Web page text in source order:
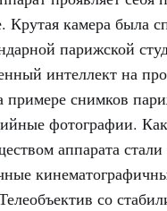
Крутая камера была
парижской
интеллект на
примере снимков
фотографии. Как
аппарата
со